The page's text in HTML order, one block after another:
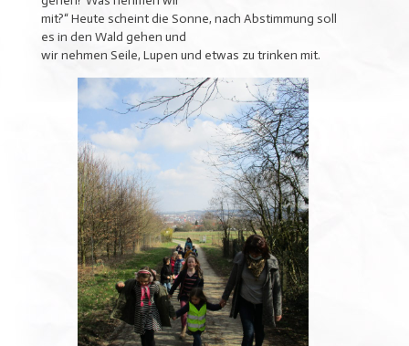
mit?“ Heute scheint die Sonne, nach Abstimmung soll
es in den Wald gehen und
wir nehmen Seile, Lupen und etwas zu trinken mit.